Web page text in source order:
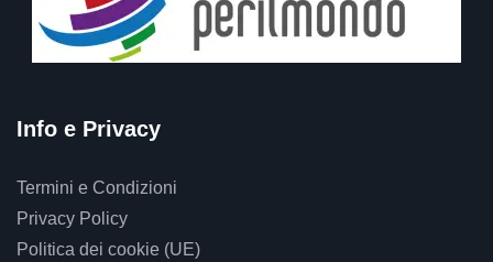
Info e Privacy
Termini e Condizioni
Privacy Policy
Politica dei cookie (UE)